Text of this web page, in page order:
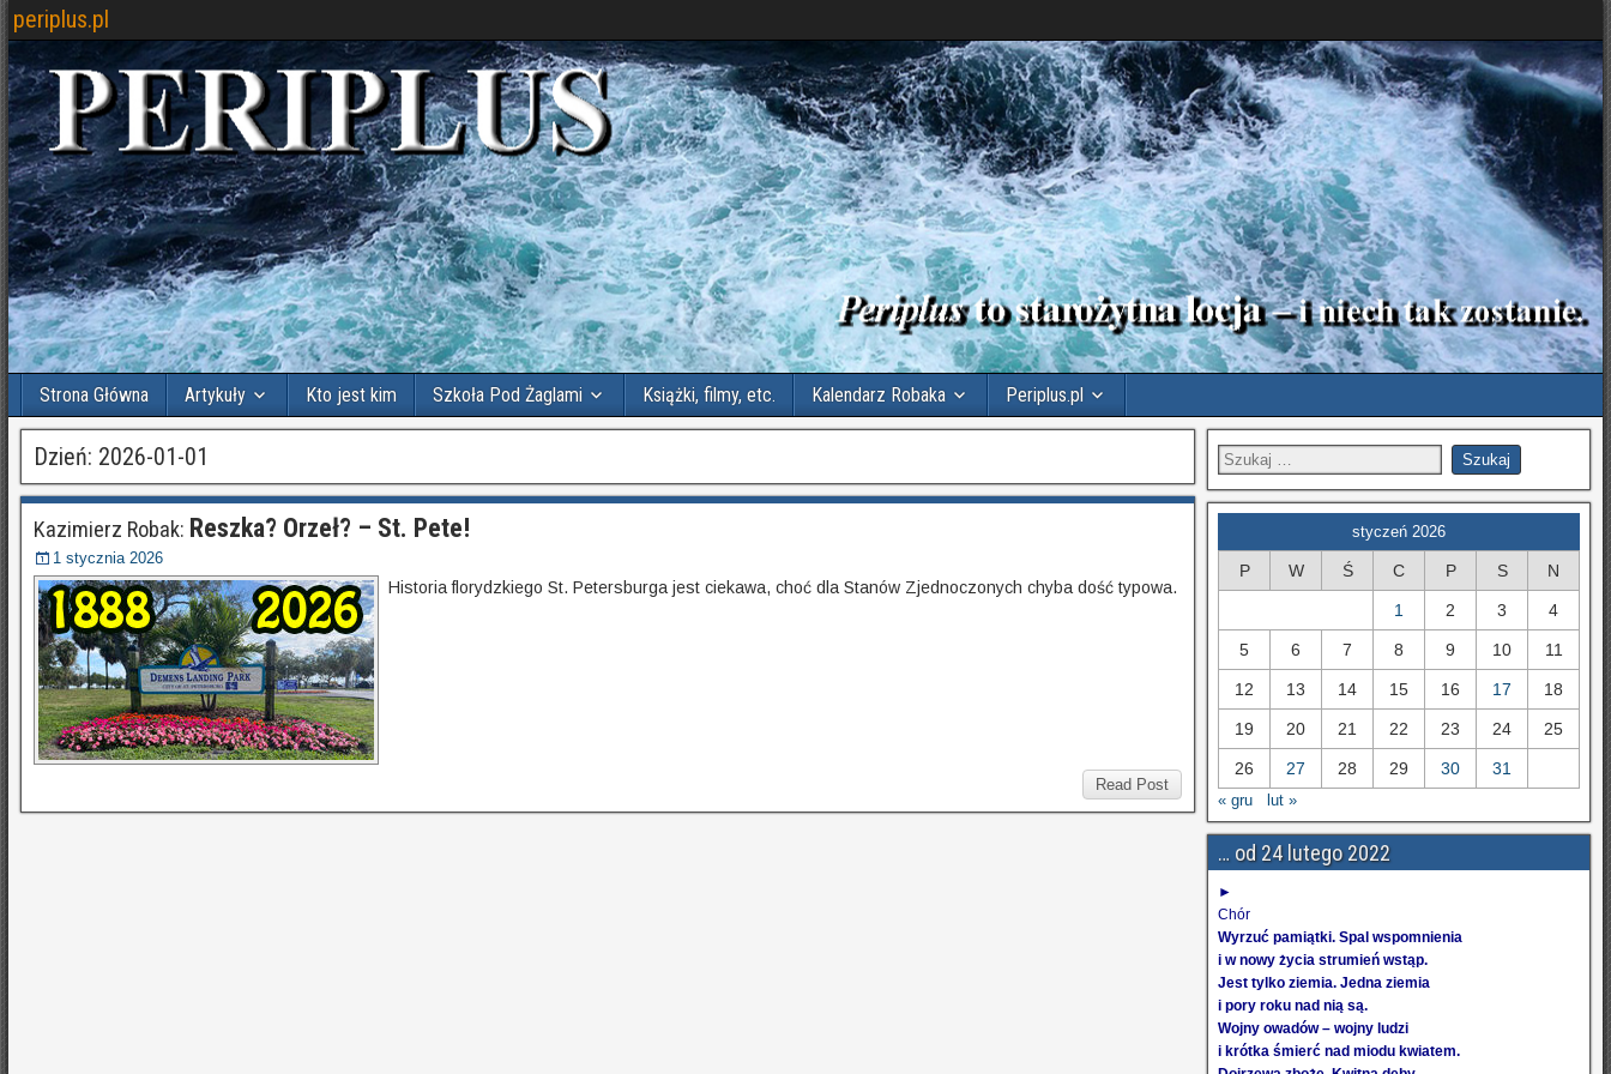
periplus.pl
Strona Główna Artykuły Kto jest kim Szkoła Pod Żaglami Książki, filmy, etc. Kalendarz Robaka Periplus.pl
Dzień: 2026-01-01
Kazimierz Robak: Reszka? Orzeł? – St. Pete!
1 stycznia 2026
Historia florydzkiego St. Petersburga jest ciekawa, choć dla Stanów Zjednoczonych chyba dość typowa.
Read Post
styczeń 2026
P W Ś C P S N
1 2 3 4
5 6 7 8 9 10 11
12 13 14 15 16 17 18
19 20 21 22 23 24 25
26 27 28 29 30 31
« gru lut »
… od 24 lutego 2022
►
Chór
Wyrzuć pamiątki. Spal wspomnienia
i w nowy życia strumień wstąp.
Jest tylko ziemia. Jedna ziemia
i pory roku nad nią są.
Wojny owadów – wojny ludzi
i krótka śmierć nad miodu kwiatem.